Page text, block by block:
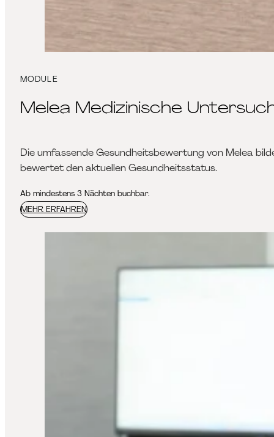
Melea Medizinische
MODULE
Die umfassende Gesundheitsbewertung von Melea
bewertet den aktuellen Gesundheitsstatus.
Ab mindestens 3 Nächten buchbar.
MEHR ERFAHREN